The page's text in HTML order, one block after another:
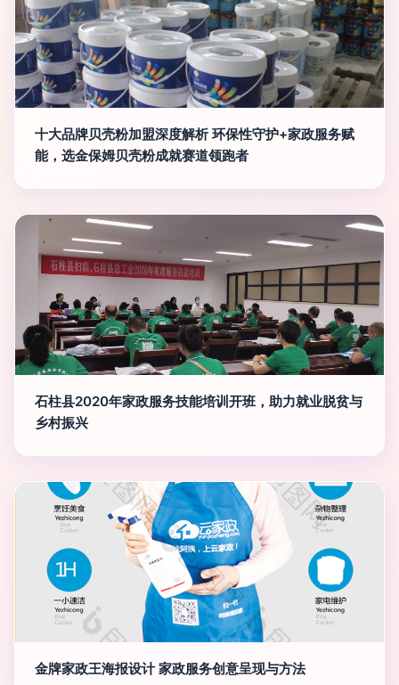
十大品牌贝壳粉加盟深度解析 环保性守护+家政服务赋
能，选金保姆贝壳粉成就赛道领跑者
石柱县2020年家政服务技能培训开班，助力就业脱贫与
乡村振兴
金牌家政王海报设计 家政服务创意呈现与方法